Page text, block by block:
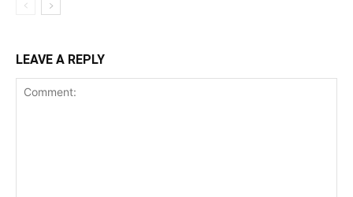
LEAVE A REPLY